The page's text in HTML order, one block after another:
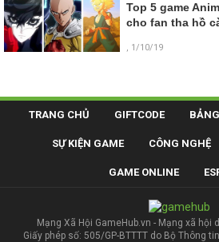
Top 5 game
cho fan tha hồ
, 1/10/19
TRANG CHỦ GIFTCODE
SỰ KIỆN GAME CÔNG NGHỆ
GAME ONLINE
Mạng Xã Hội GameHub.vn - Mạng xã hội
Giấy phép số: 505/GP-BTTTT do Bộ Thông